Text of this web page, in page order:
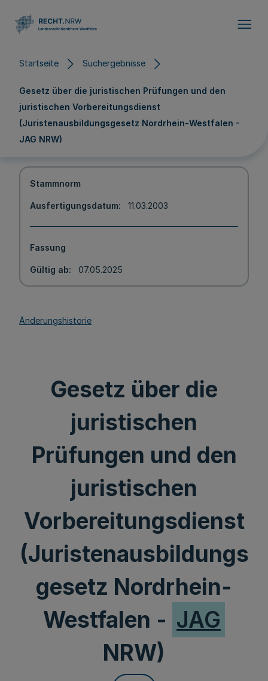
Startseite Suchergebnisse
Gesetz über die juristischen Prüfungen und den
juristischen Vorbereitungsdienst
(Juristenausbildungsgesetz Nordrhein-Westfalen -
JAG NRW)
Stammnorm
Ausfertigungsdatum 11.03.2003
Fassung
Gültig ab 07.05.2025
Änderungshistorie
Gesetz über die
juristischen
Prüfungen und den
juristischen
Vorbereitungsdienst
(Juristenausbildungs
gesetz Nordrhein-
Westfalen - JAG
NRW)